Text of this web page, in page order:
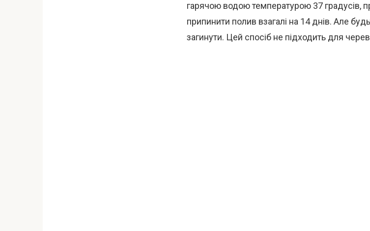
гарячою водою температурою 37 градусів,
припинити полив взагалі на 14 днів. Але
загинути. Цей спосіб не підходить для